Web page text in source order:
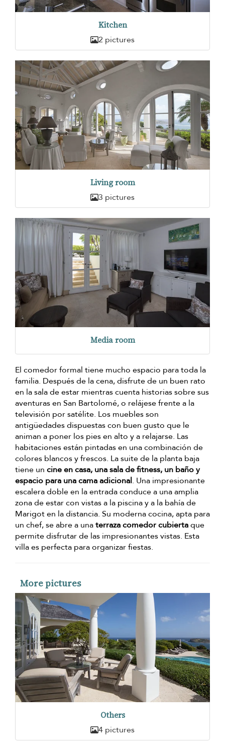
Kitchen
2 pictures
Living room
3 pictures
Media room
El comedor formal tiene mucho espacio para toda la
familia. Después de la cena, disfrute de un buen rato
en la sala de estar mientras cuenta historias sobre sus
aventuras en San Bartolomé, o relájese frente a la
televisión por satélite. Los muebles son
antigüedades dispuestas con buen gusto que le
animan a poner los pies en alto y a relajarse. Las
habitaciones están pintadas en una combinación de
colores blancos y frescos. La suite de la planta baja
tiene un cine en casa, una sala de fitness, un baño y
espacio para una cama adicional. Una impresionante
escalera doble en la entrada conduce a una amplia
zona de estar con vistas a la piscina y a la bahía de
Marigot en la distancia. Su moderna cocina, apta para
un chef, se abre a unaterraza comedor cubiertaque
permite disfrutar de las impresionantes vistas. Esta
villa es perfecta para organizar fiestas.
More pictures
Others
4 pictures